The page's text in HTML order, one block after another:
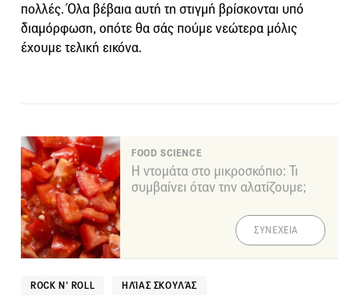
πολλές. Όλα βέβαια αυτή τη στιγμή βρίσκονται υπό
διαμόρφωση, οπότε θα σάς πούμε νεώτερα μόλις
έχουμε τελική εικόνα.
FOOD SCIENCE
Η ντομάτα στο μικροσκόπιο: Τι
συμβαίνει όταν την αλατίζουμε;
ΣΥΝΕΧΕΙΑ
ROCK N' ROLL ΗΛΊΑΣ ΣΚΟΥΛΆΣ